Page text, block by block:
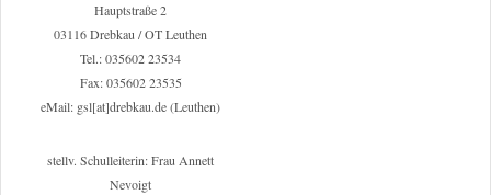
Hauptstraße 2
03116 Drebkau / OT Leuthen
Tel.: 035602 23534
Fax: 035602 23535
eMail: gsl[at]drebkau.de (Leuthen)
stellv. Schulleiterin: Frau Annett
Nevoigt